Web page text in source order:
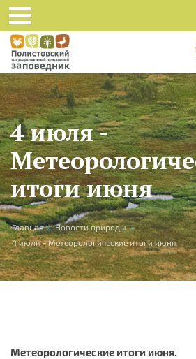
Перейти к основному содержанию
4 июля -
итоги июня
Вы здесь
Главная » Новости природы »
4 июля - Метеорологические итоги июня
Метеорологические итоги июня.